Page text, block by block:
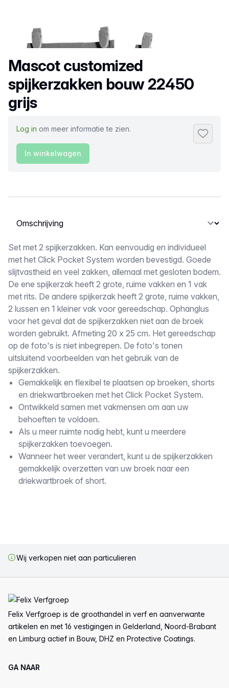
Productnaam
Mascot customized
spijkerzakken bouw 22450
grijs
Log in om meer informatie te zien.
In winkelwagen
Selecteer een tabblad
Omschrijving
Set met 2 spijkerzakken. Kan eenvoudig en individueel
met het Click Pocket System worden bevestigd. Goede
slijtvastheid en veel zakken, allemaal met gesloten bodem.
De ene spijkerzak heeft 2 grote, ruime vakken en 1 vak
met rits. De andere spijkerzak heeft 2 grote, ruime vakken,
2 lussen en 1 kleiner vak voor gereedschap. Ophanglus
voor het geval dat de spijkerzakken niet aan de broek
worden gebruikt. Afmeting 20 x 25 cm. Het gereedschap
op de foto's is niet inbegrepen. De foto's tonen
uitsluitend voorbeelden van het gebruik van de
spijkerzakken.
Gemakkelijk en flexibel te plaatsen op broeken, shorts
en driekwartbroeken met het Click Pocket System.
Ontwikkeld samen met vakmensen om aan uw
behoeften te voldoen.
Als u meer ruimte nodig hebt, kunt u meerdere
spijkerzakken toevoegen.
Wanneer het weer verandert, kunt u de spijkerzakken
gemakkelijk overzetten van uw broek naar een
driekwartbroek of short.
Wij verkopen niet aan particulieren
Felix Verfgroep is de groothandel in verf en aanverwante
artikelen en met 16 vestigingen in Gelderland, Noord-Brabant
en Limburg actief in Bouw, DHZ en Protective Coatings.
GA NAAR